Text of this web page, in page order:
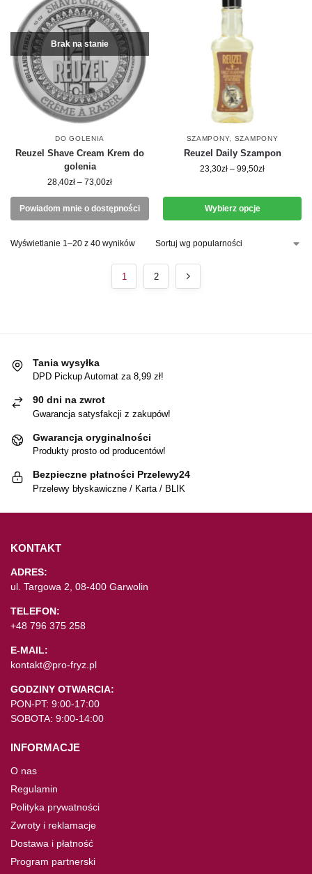
Brak na stanie
DO GOLENIA
Reuzel Shave Cream Krem do
golenia
28,40zł – 73,00zł
Powiadom mnie o dostępności
SZAMPONY, SZAMPONY
Reuzel Daily Szampon
23,30zł – 99,50zł
Wybierz opcje
Wyświetlanie 1–20 z 40 wyników
1 2
Tania wysyłka
DPD Pickup Automat za 8,99 zł!
90 dni na zwrot
Gwarancja satysfakcji z zakupów!
Gwarancja oryginalności
Produkty prosto od producentów!
Bezpieczne płatności Przelewy24
Przelewy błyskawiczne / Karta / BLIK
KONTAKT
ADRES:
ul. Targowa 2, 08-400 Garwolin
TELEFON:
+48 796 375 258
E-MAIL:
kontakt@pro-fryz.pl
GODZINY OTWARCIA:
PON-PT: 9:00-17:00
SOBOTA: 9:00-14:00
INFORMACJE
O nas
Regulamin
Polityka prywatności
Zwroty i reklamacje
Dostawa i płatność
Program partnerski